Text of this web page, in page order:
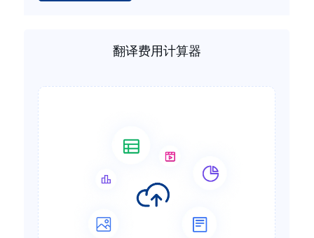
翻译费用计算器